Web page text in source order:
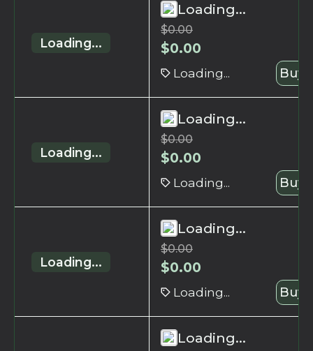
Loading...
Loading...
$0.00
$0.00
Loading... Buy
Loading...
Loading...
$0.00
$0.00
Loading... Buy
Loading...
Loading...
$0.00
$0.00
Loading... Buy
Loading...